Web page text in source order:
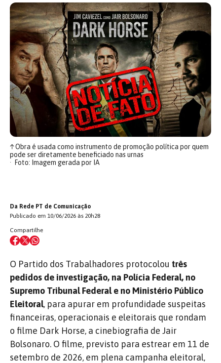
↑Obra é usada como instrumento de promoção política por quem
pode ser diretamente beneficiado nas urnas
Foto: Imagem gerada por IA
Da Rede PT de Comunicação
Publicado em 10/06/2026 às 20h28
Compartilhe
O Partido dos Trabalhadores protocolou três
pedidos de investigação, na Polícia Federal, no
Supremo Tribunal Federal e no Ministério Público
Eleitoral, para apurar em profundidade suspeitas
financeiras, operacionais e eleitorais que rondam
o filme Dark Horse, a cinebiografia de Jair
Bolsonaro. O filme, previsto para estrear em 11 de
setembro de 2026, em plena campanha eleitoral,